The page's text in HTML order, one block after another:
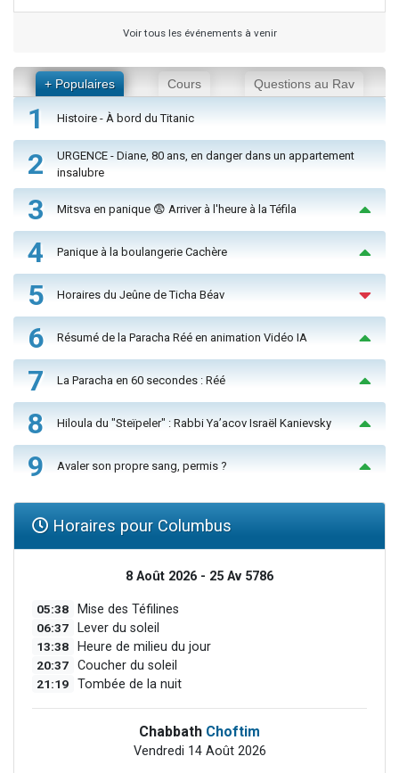
Voir tous les événements à venir
+ Populaires Cours Questions au Rav
1 Histoire - À bord du Titanic
2
URGENCE - Diane, 80 ans, en danger dans un appartement
insalubre
3 Mitsva en panique 😨 Arriver à l'heure à la Téfila
4 Panique à la boulangerie Cachère
5 Horaires du Jeûne de Ticha Béav
6 Résumé de la Paracha Réé en animation Vidéo IA
7 La Paracha en 60 secondes : Réé
8 Hiloula du "Steïpeler" : Rabbi Ya’acov Israël Kanievsky
9 Avaler son propre sang, permis ?
Horaires pour Columbus
8 Août 2026 - 25 Av 5786
05:38 Mise des Téfilines
06:37 Lever du soleil
13:38 Heure de milieu du jour
20:37 Coucher du soleil
21:19 Tombée de la nuit
Chabbath Choftim
Vendredi 14 Août 2026